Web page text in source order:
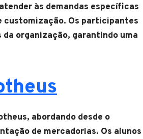
às demandas específicas
customização. Os participantes
organização, garantindo uma
abordando desde o
de mercadorias. Os alunos